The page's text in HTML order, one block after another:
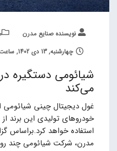
نویسنده صنایع مدرن
چهارشنبه, 13 دی 1402, ساعت 15:34
شیائومی دستگیره
می‌کند
غول دیجیتال چینی شیائومی
خودروهای تولیدی این برند
استفاده خواهد کرد.براساس
مدرن، شرکت شیائومی چند